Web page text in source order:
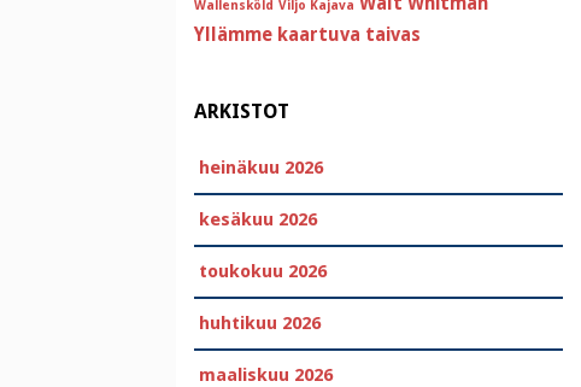
Wallensköld Viljo Kajava
Yllämme kaartuva taivas
ARKISTOT
heinäkuu 2026
kesäkuu 2026
toukokuu 2026
huhtikuu 2026
maaliskuu 2026